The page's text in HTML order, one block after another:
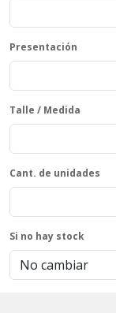
Presentación
Talle / Medida
Cant. de unidades
Si no hay stock